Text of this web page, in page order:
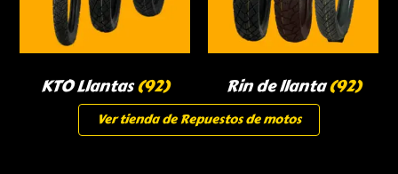
KTO Llantas(92) Rin de llanta(92)
Ver tienda de Repuestos de motos